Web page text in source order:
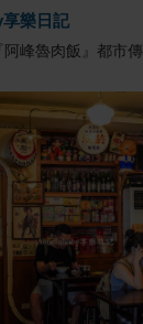
樂日記
阿峰魯肉飯』都市